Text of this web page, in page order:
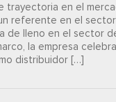
trayectoria en el
referente en el
de lleno en el sector
la empresa
distribuidor […]